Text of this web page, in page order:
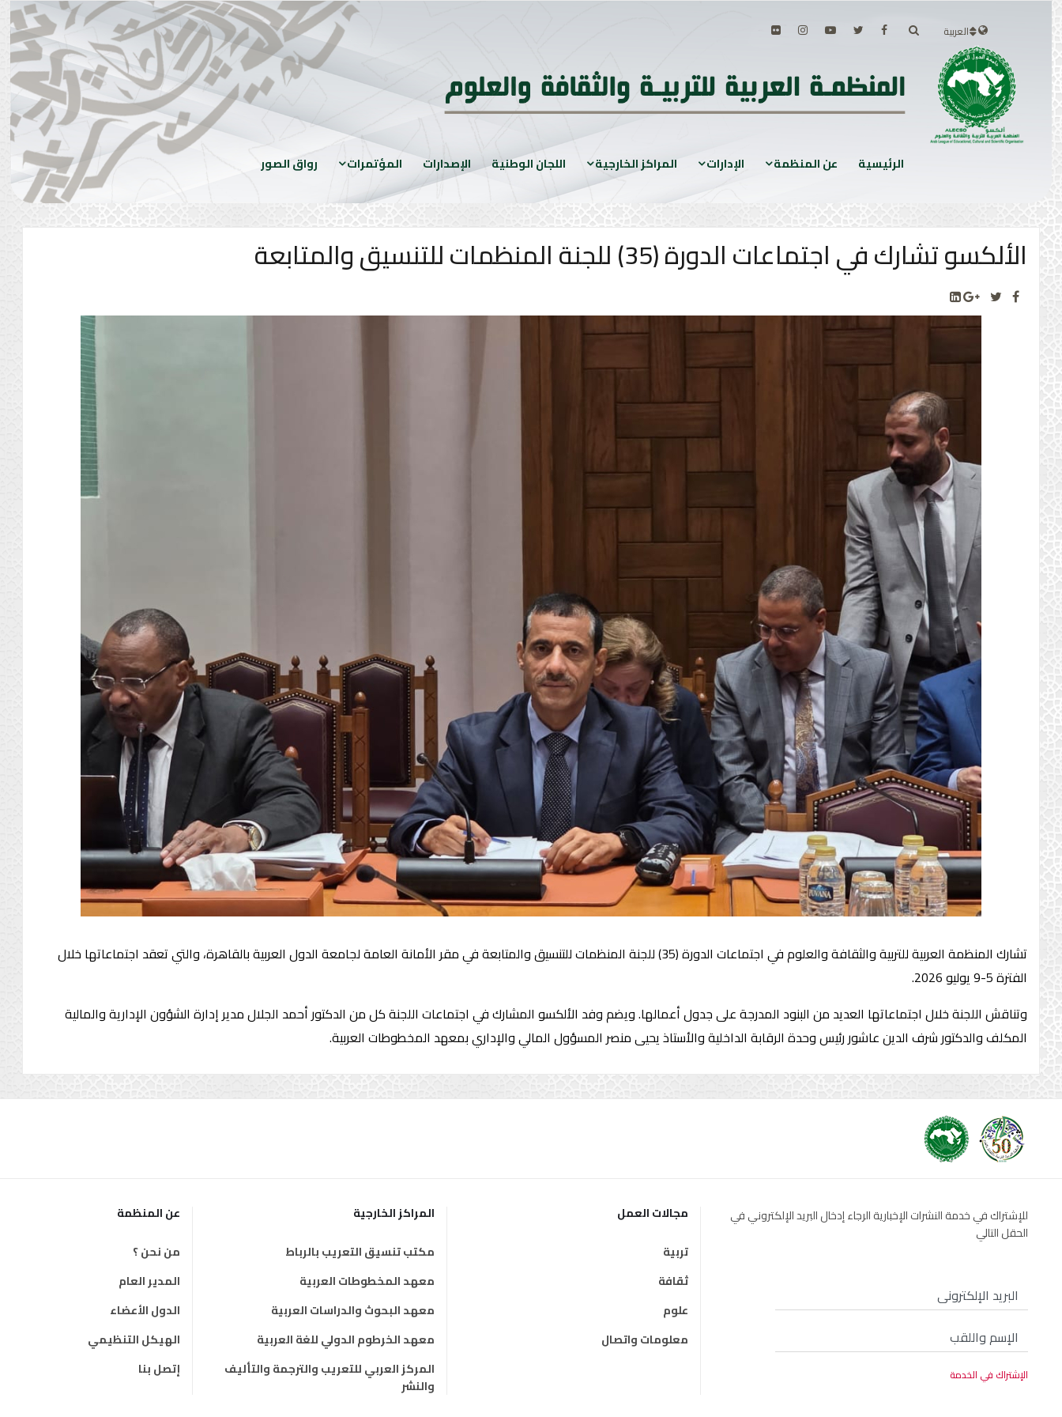
العربية
الرئيسية عن المنظمة الإدارات المراكز الخارجية اللجان الوطنية الإصدارات المؤتمرات رواق الصور
الألكسو تشارك في اجتماعات الدورة (35) للجنة المنظمات للتنسيق والمتابعة
تشارك المنظمة العربية للتربية والثقافة والعلوم في اجتماعات الدورة (35) للجنة المنظمات للتنسيق والمتابعة في مقر الأمانة العامة لجامعة الدول العربية بالقاهرة، والتي تعقد اجتماعاتها خلال
الفترة 5-9 يوليو 2026.
وتناقش اللجنة خلال اجتماعاتها العديد من البنود المدرجة على جدول أعمالها. ويضم وفد الألكسو المشارك في اجتماعات اللجنة كل من الدكتور أحمد الجلال مدير إدارة الشؤون الإدارية والمالية
المكلف والدكتور شرف الدين عاشور رئيس وحدة الرقابة الداخلية والأستاذ يحيى منصر المسؤول المالي والإداري بمعهد المخطوطات العربية.
للإشتراك في خدمة النشرات الإخبارية الرجاء إدخال البريد الإلكتروني في
الحقل التالي
مجالات العمل
تربية
ثقافة
علوم
معلومات واتصال
المراكز الخارجية
مكتب تنسيق التعريب بالرباط
معهد المخطوطات العربية
معهد البحوث والدراسات العربية
معهد الخرطوم الدولي للغة العربية
المركز العربي للتعريب والترجمة والتأليف
والنشر
عن المنظمة
من نحن ؟
المدير العام
الدول الأعضاء
الهيكل التنظيمي
إتصل بنا